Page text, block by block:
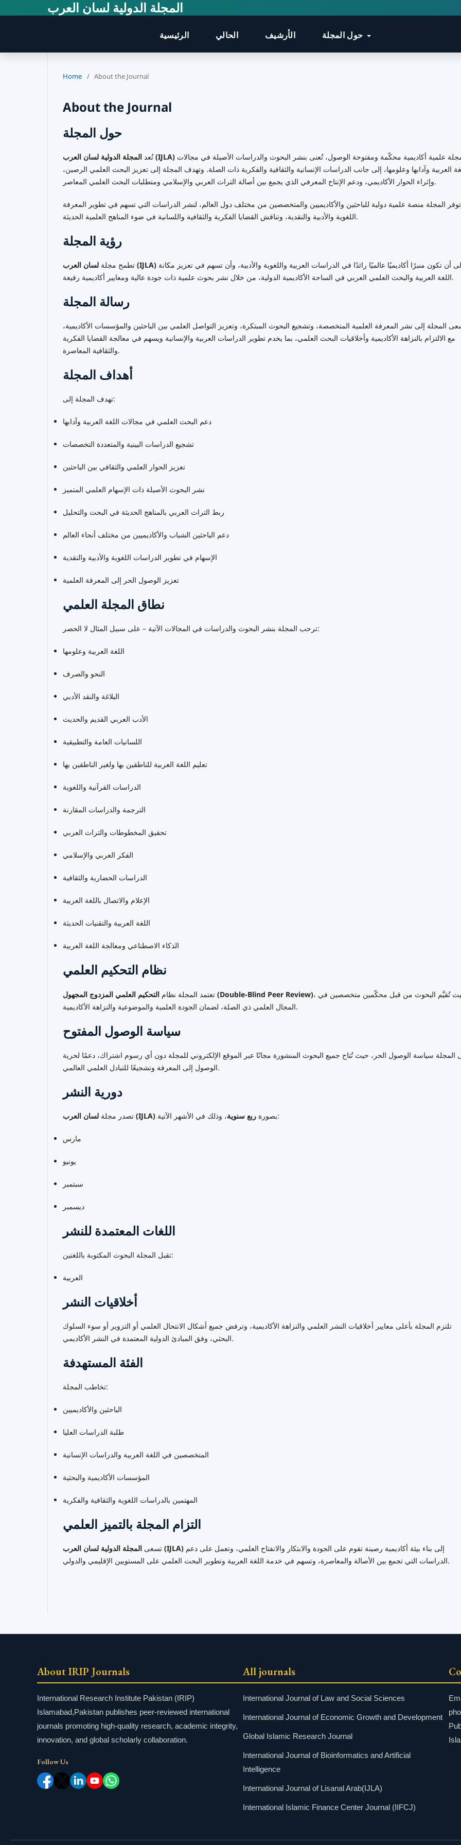
المجلة الدولية لسان العرب
الرئيسية الحالي الأرشيف
Home / About the Journal
About the Journal
حول المجلة
تُعدالمجلة الدولية لسان العرب (IJLA)
العربية وآدابها وعلومها، إلى جانب الدراسات الإنسانية والثقافية والفكرية ذات الصلة. وتهدف المجلة إلى تعزيز البحث العلمي الرصين،
وإثراء الحوار الأكاديمي، ودعم الإنتاج المعرفي الذي يجمع بين أصالة التراث العربي والإسلامي ومتطلبات البحث العلمي المعاصر.
المجلة منصة علمية دولية للباحثين والأكاديميين والمتخصصين من مختلف دول العالم، لنشر الدراسات التي تسهم في تطوير المعرفة
اللغوية والأدبية والنقدية، وتناقش القضايا الفكرية والثقافية واللسانية في ضوء المناهج العلمية الحديثة.
رؤية المجلة
تطمح مجلة لسان العرب (IJLA)
اللغة العربية والبحث العلمي العربي في الساحة الأكاديمية الدولية، من خلال نشر بحوث علمية ذات جودة عالية ومعايير أكاديمية رفيعة.
رسالة المجلة
المجلة إلى نشر المعرفة العلمية المتخصصة، وتشجيع البحوث المبتكرة، وتعزيز التواصل العلمي بين الباحثين والمؤسسات الأكاديمية،
مع الالتزام بالنزاهة الأكاديمية وأخلاقيات البحث العلمي، بما يخدم تطوير الدراسات العربية والإنسانية ويسهم في معالجة القضايا الفكرية
والثقافية المعاصرة.
أهداف المجلة
تهدف المجلة إلى:
دعم البحث العلمي في مجالات اللغة العربية وآدابها
تشجيع الدراسات البينية والمتعددة التخصصات
تعزيز الحوار العلمي والثقافي بين الباحثين
نشر البحوث الأصيلة ذات الإسهام العلمي المتميز
ربط التراث العربي بالمناهج الحديثة في البحث والتحليل
دعم الباحثين الشباب والأكاديميين من مختلف أنحاء العالم
الإسهام في تطوير الدراسات اللغوية والأدبية والنقدية
تعزيز الوصول الحر إلى المعرفة العلمية
نطاق المجلة العلمي
ترحب المجلة بنشر البحوث والدراسات في المجالات الآتية – على سبيل المثال لا الحصر:
اللغة العربية وعلومها
النحو والصرف
البلاغة والنقد الأدبي
الأدب العربي القديم والحديث
اللسانيات العامة والتطبيقية
تعليم اللغة العربية للناطقين بها ولغير الناطقين بها
الدراسات القرآنية واللغوية
الترجمة والدراسات المقارنة
تحقيق المخطوطات والتراث العربي
الفكر العربي والإسلامي
الدراسات الحضارية والثقافية
الإعلام والاتصال باللغة العربية
اللغة العربية والتقنيات الحديثة
الذكاء الاصطناعي ومعالجة اللغة العربية
نظام التحكيم العلمي
تعتمد المجلة نظام التحكيم العلمي المزدوج المجهول (Double-Blind Peer Review)، حيث تُقيَّم البحوث من قبل محكّمين متخصصين في
المجال العلمي ذي الصلة، لضمان الجودة العلمية والموضوعية والنزاهة الأكاديمية.
سياسة الوصول المفتوح
المجلة سياسة الوصول الحر، حيث تُتاح جميع البحوث المنشورة مجانًا عبر الموقع الإلكتروني للمجلة دون أي رسوم اشتراك، دعمًا لحرية
الوصول إلى المعرفة وتشجيعًا للتبادل العلمي العالمي.
دورية النشر
تصدر مجلة لسان العرب (IJLA) بصورة ربع سنوية ، وذلك في الأشهر الآتية:
مارس
يونيو
سبتمبر
ديسمبر
اللغات المعتمدة للنشر
تقبل المجلة البحوث المكتوبة باللغتين:
العربية
أخلاقيات النشر
تلتزم المجلة بأعلى معايير أخلاقيات النشر العلمي والنزاهة الأكاديمية، وترفض جميع أشكال الانتحال العلمي أو التزوير أو سوء السلوك
البحثي، وفق المبادئ الدولية المعتمدة في النشر الأكاديمي.
الفئة المستهدفة
تخاطب المجلة:
الباحثين والأكاديميين
طلبة الدراسات العليا
المتخصصين في اللغة العربية والدراسات الإنسانية
المؤسسات الأكاديمية والبحثية
المهتمين بالدراسات اللغوية والثقافية والفكرية
التزام المجلة بالتميز العلمي
تسعى المجلة الدولية لسان العرب (IJLA)
الدراسات التي تجمع بين الأصالة والمعاصرة، وتسهم في خدمة اللغة العربية وتطوير البحث العلمي على المستويين الإقليمي والدولي.
About IRIP Journals
International Research Institute Pakistan (IRIP)
Islamabad,Pakistan publishes peer-reviewed international
journals promoting high-quality research, academic integrity,
innovation, and global scholarly collaboration.
Follow Us
All journals
International Journal of Law and Social Sciences
International Journal of Economic Growth and Development
Global Islamic Research Journal
International Journal of Bioinformatics and Artificial
Intelligence
International Journal of Lisanal Arab(IJLA)
International Islamic Finance Center Journal (IIFCJ)